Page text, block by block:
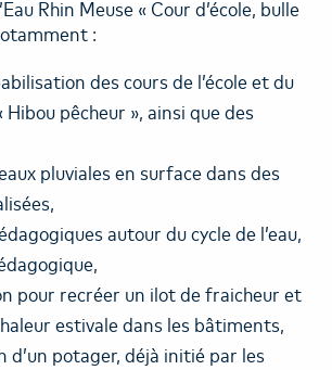
Rhin Meuse « Cour d’école, bulle
:
des cours de l’école et du
pêcheur », ainsi que des
pluviales en surface dans des
autour du cycle de l’eau,
pour recréer un ilot de fraicheur et
estivale dans les bâtiments,
potager, déjà initié par les